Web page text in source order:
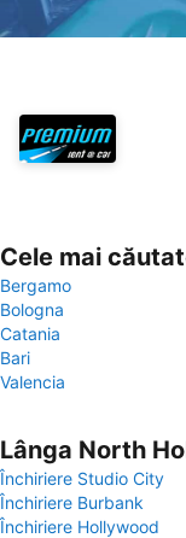
Cele mai
Bergamo
Bologna
Catania
Bari
Valencia
Lânga North
Închiriere Studio City
Închiriere Burbank
Închiriere Hollywood